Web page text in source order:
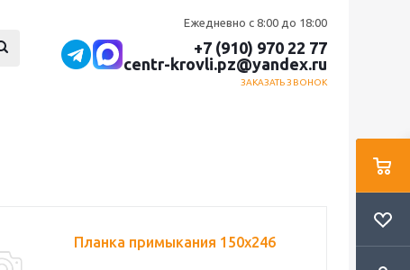
Ежедневно с 8:00 до 18:00
+7 (910) 970 22 77
centr-krovli.pz@yandex.ru
ЗАКАЗАТЬ ЗВОНОК
Планка примыкания 150х246